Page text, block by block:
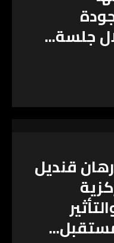
جلسة...
قنديل